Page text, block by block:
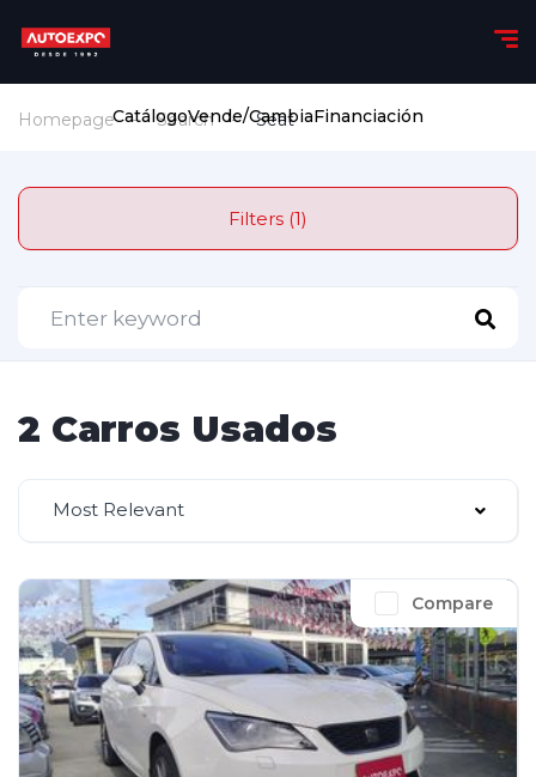
CatálogoVende/CambiaFinanciación
Homepage Search Seat
Filters (1)
2 Carros Usados
Most Relevant
Compare